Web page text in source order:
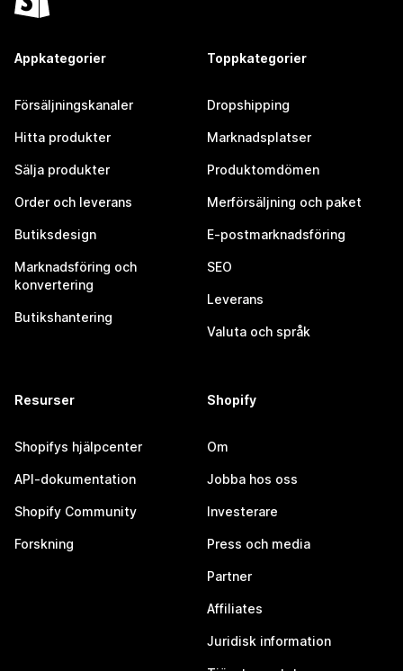
Appkategorier
Försäljningskanaler
Hitta produkter
Sälja produkter
Order och leverans
Butiksdesign
Marknadsföring och
konvertering
Butikshantering
Toppkategorier
Dropshipping
Marknadsplatser
Produktomdömen
Merförsäljning och paket
E-postmarknadsföring
SEO
Leverans
Valuta och språk
Resurser
Shopifys hjälpcenter
API-dokumentation
Shopify Community
Forskning
Shopify
Om
Jobba hos oss
Investerare
Press och media
Partner
Affiliates
Juridisk information